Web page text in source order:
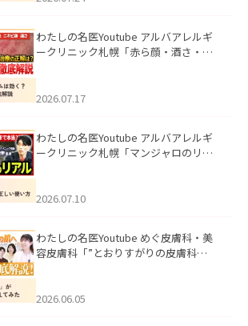
わたしの名医Youtube アルバアレルギ
ークリニック札幌「赤ら顔・酒さ・ニ
した。
2026.07.17
わたしの名医Youtube アルバアレルギ
ークリニック札幌「マンジャロのリア
た。
2026.07.10
わたしの名医Youtube めぐ皮膚科・美
容皮膚科「”とおりすがりの皮膚科
2026.06.05